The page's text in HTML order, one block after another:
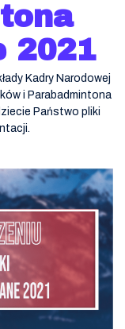
2021
Kadry Narodowej
i Parabadmintona
Państwo pliki